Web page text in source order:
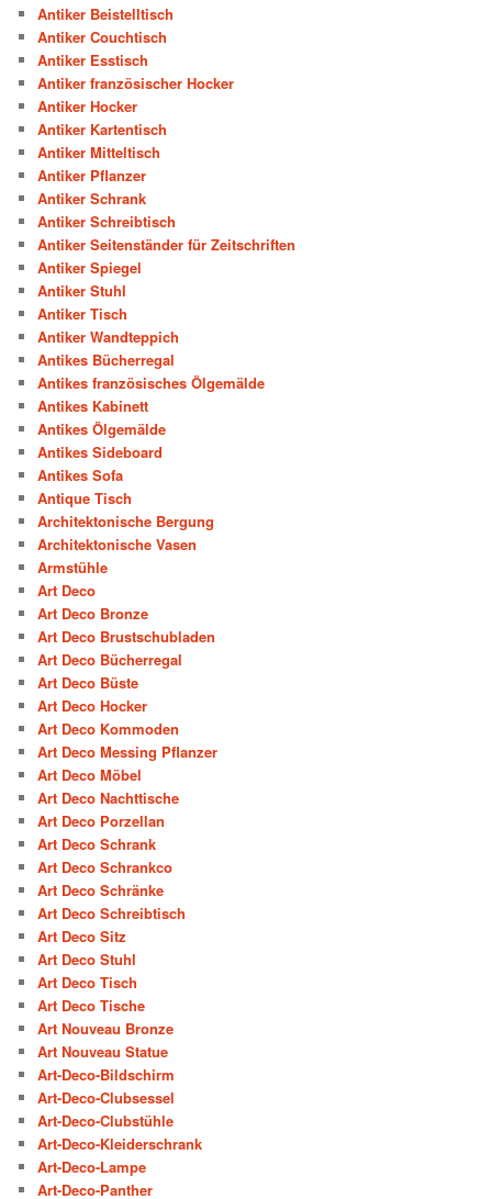
Antiker Beistelltisch
Antiker Couchtisch
Antiker Esstisch
Antiker französischer Hocker
Antiker Hocker
Antiker Kartentisch
Antiker Mitteltisch
Antiker Pflanzer
Antiker Schrank
Antiker Schreibtisch
Antiker Seitenständer für Zeitschriften
Antiker Spiegel
Antiker Stuhl
Antiker Tisch
Antiker Wandteppich
Antikes Bücherregal
Antikes französisches Ölgemälde
Antikes Kabinett
Antikes Ölgemälde
Antikes Sideboard
Antikes Sofa
Antique Tisch
Architektonische Bergung
Architektonische Vasen
Armstühle
Art Deco
Art Deco Bronze
Art Deco Brustschubladen
Art Deco Bücherregal
Art Deco Büste
Art Deco Hocker
Art Deco Kommoden
Art Deco Messing Pflanzer
Art Deco Möbel
Art Deco Nachttische
Art Deco Porzellan
Art Deco Schrank
Art Deco Schrankco
Art Deco Schränke
Art Deco Schreibtisch
Art Deco Sitz
Art Deco Stuhl
Art Deco Tisch
Art Deco Tische
Art Nouveau Bronze
Art Nouveau Statue
Art-Deco-Bildschirm
Art-Deco-Clubsessel
Art-Deco-Clubstühle
Art-Deco-Kleiderschrank
Art-Deco-Lampe
Art-Deco-Panther